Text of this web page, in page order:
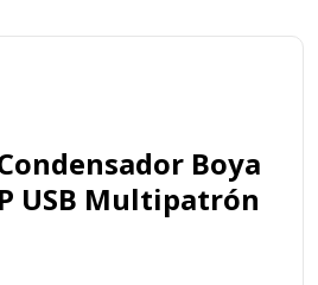
Boya
USB Multipatrón